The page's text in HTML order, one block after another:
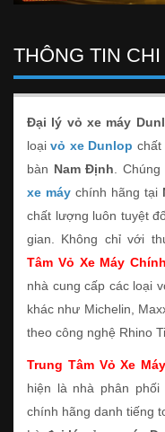
THÔNG TIN CHI
Đại lý vỏ xe máy
loạivỏ xe Dunlop chất
bàn Nam Định .
xe máy chính hãng tại
chất lượng luôn tuyệt
gian. Không chỉ với
Tâm Vỏ Xe Máy
nhà cung cấp các loại
khác như Michelin,
theo công nghệ Rhino
Trung Tâm Vỏ Xe
hiện là nhà phân
chính hãng danh tiếng